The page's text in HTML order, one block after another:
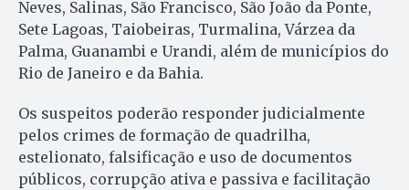
Neves, Salinas, São Francisco, São João da Ponte,
Sete Lagoas, Taiobeiras, Turmalina, Várzea da
Palma, Guanambi e Urandi, além de municípios do
Rio de Janeiro e da Bahia.
Os suspeitos poderão responder judicialmente
pelos crimes de formação de quadrilha,
estelionato, falsificação e uso de documentos
públicos, corrupção ativa e passiva e facilitação